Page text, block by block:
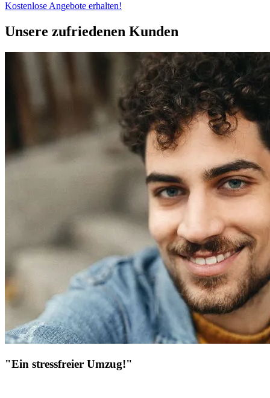
Kostenlose Angebote erhalten!
Unsere zufriedenen Kunden
"Ein stressfreier Umzug!"